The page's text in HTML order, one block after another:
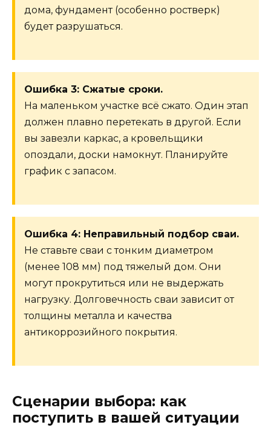
дома, фундамент (особенно ростверк)
будет разрушаться.
Ошибка 3: Сжатые сроки.
На маленьком участке всё сжато. Один этап
должен плавно перетекать в другой. Если
вы завезли каркас, а кровельщики
опоздали, доски намокнут. Планируйте
график с запасом.
Ошибка 4: Неправильный подбор сваи.
Не ставьте сваи с тонким диаметром
(менее 108 мм) под тяжелый дом. Они
могут прокрутиться или не выдержать
нагрузку. Долговечность сваи зависит от
толщины металла и качества
антикоррозийного покрытия.
Сценарии выбора: как
поступить в вашей ситуации